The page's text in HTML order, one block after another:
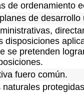
de ordenamiento
de desarrollo
disposiciones
se pretenden
fuero común.